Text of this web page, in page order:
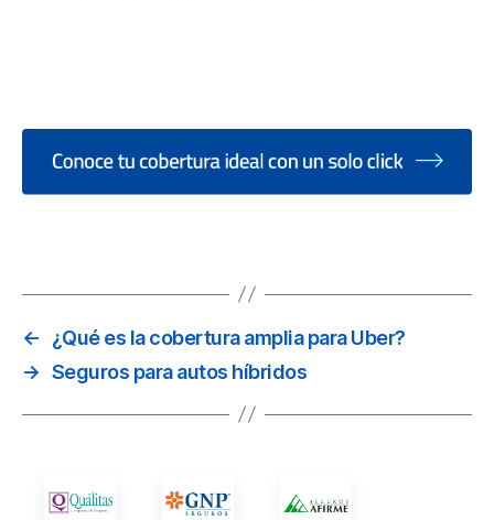
el tuyo esté siendo reparado.
←
¿Qué es la cobertura amplia para Uber?
→ Seguros para autos híbridos